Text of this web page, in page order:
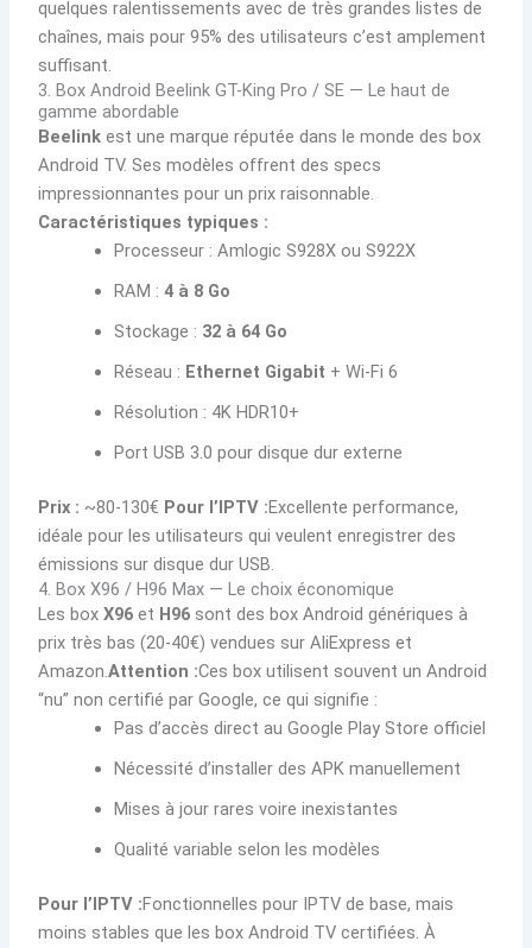
quelques ralentissements avec de très grandes listes de
chaînes, mais pour 95% des utilisateurs c’est amplement
suffisant.
3. Box Android Beelink GT-King Pro / SE — Le haut de
gamme abordable
Beelink est une marque réputée dans le monde des box
Android TV. Ses modèles offrent des specs
impressionnantes pour un prix raisonnable.
Caractéristiques typiques :
Processeur : Amlogic S928X ou S922X
RAM :4 à 8 Go
Stockage : 32 à 64 Go
Réseau : Ethernet Gigabit + Wi-Fi 6
Résolution : 4K HDR10+
Port USB 3.0 pour disque dur externe
Prix : ~80-130€ Pour l’IPTV :Excellente performance,
idéale pour les utilisateurs qui veulent enregistrer des
émissions sur disque dur USB.
4. Box X96 / H96 Max — Le choix économique
Les boxX96 et H96 sont des box Android génériques à
prix très bas (20-40€) vendues sur AliExpress et
Amazon.Attention :Ces box utilisent souvent un Android
“nu” non certifié par Google, ce qui signifie :
Pas d’accès direct au Google Play Store officiel
Nécessité d’installer des APK manuellement
Mises à jour rares voire inexistantes
Qualité variable selon les modèles
Pour l’IPTV :Fonctionnelles pour IPTV de base, mais
moins stables que les box Android TV certifiées. À